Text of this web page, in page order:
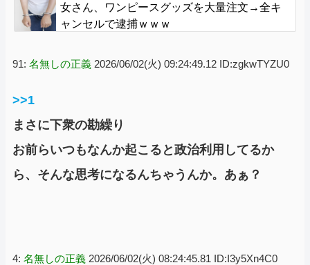
女さん、ワンピースグッズを大量注文→全キ
ャンセルで逮捕ｗｗｗ
91: 名無しの正義 2026/06/02(火) 09:24:49.12 ID:zgkwTYZU0
>>1
まさに下衆の勘繰り
お前らいつもなんか起こると政治利用してるか
ら、そんな思考になるんちゃうんか。あぁ？
4: 名無しの正義 2026/06/02(火) 08:24:45.81 ID:I3y5Xn4C0